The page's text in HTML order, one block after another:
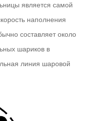
является самой
наполнения
составляет около
шариков в
линия шаровой